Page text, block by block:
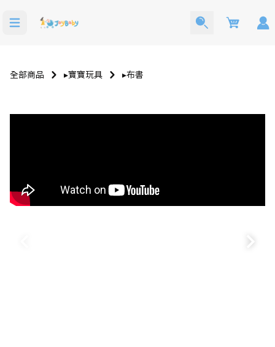
Cart
全部商品 ▸寶寶玩具 ▸布書
玩具 寶寶西裝